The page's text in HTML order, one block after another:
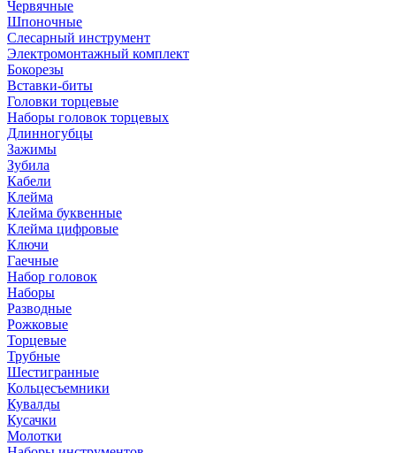
Червячные
Шпоночные
Слесарный инструмент
Электромонтажный комплект
Бокорезы
Вставки-биты
Головки торцевые
Наборы головок торцевых
Длинногубцы
Зажимы
Зубила
Кабели
Клейма
Клейма буквенные
Клейма цифровые
Ключи
Гаечные
Набор головок
Наборы
Разводные
Рожковые
Торцевые
Трубные
Шестигранные
Кольцесъемники
Кувалды
Кусачки
Молотки